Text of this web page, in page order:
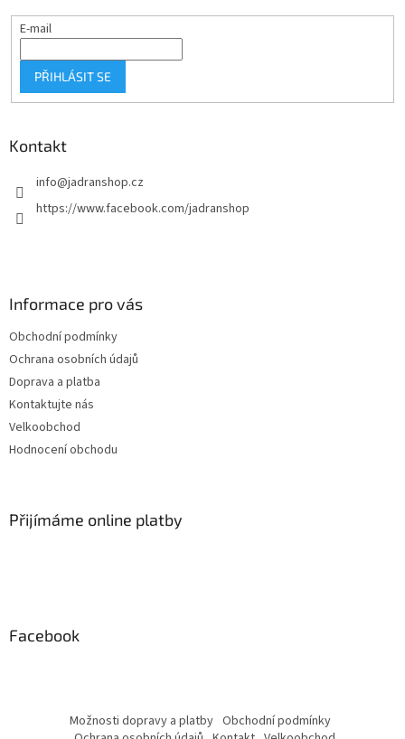
E-mail
PŘIHLÁSIT SE
Kontakt
info@jadranshop.cz
https://www.facebook.com/jadranshop
Informace pro vás
Obchodní podmínky
Ochrana osobních údajů
Doprava a platba
Kontaktujte nás
Velkoobchod
Hodnocení obchodu
Přijímáme online platby
Facebook
Možnosti dopravy a platby Obchodní podmínky